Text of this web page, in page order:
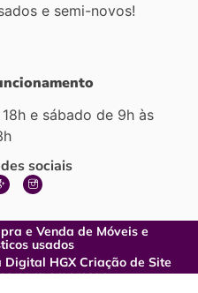
e semi-novos!
e sábado de 9h às
sociais
e Venda de Móveis e
usados
Digital HGX Criação de Site
para empresas